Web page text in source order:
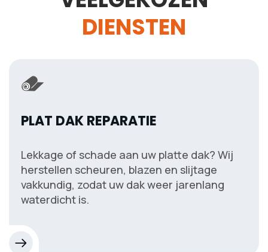
DIENSTEN
PLAT DAK REPARATIE
Lekkage of schade aan uw platte dak? Wij
herstellen scheuren, blazen en slijtage
vakkundig, zodat uw dak weer jarenlang
waterdicht is.